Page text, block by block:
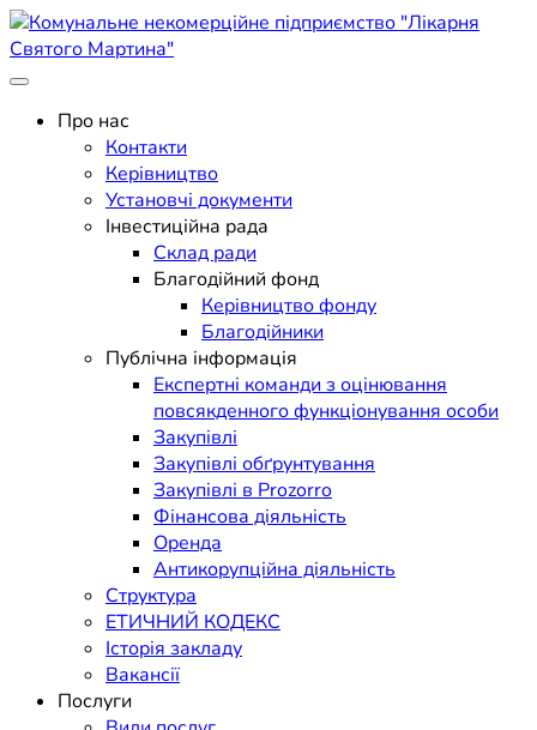
Skip
to
content
Комунальне некомерційне
підприємство "Лікарня
Святого Мартина"
Поліклініка Мукачево
Про нас
Контакти
Керівництво
Установчі документи
Інвестиційна рада
Склад ради
Благодійний фонд
Керівництво фонду
Благодійники
Публічна інформація
Експертні команди з оцінювання
повсякденного функціонування особи
Закупівлі
Закупівлі обґрунтування
Закупівлі в Prozorro
Фінансова діяльність
Оренда
Антикорупційна діяльність
Структура
ЕТИЧНИЙ КОДЕКС
Історія закладу
Вакансії
Послуги